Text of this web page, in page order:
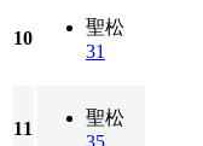
10
聖松
31
11
聖松